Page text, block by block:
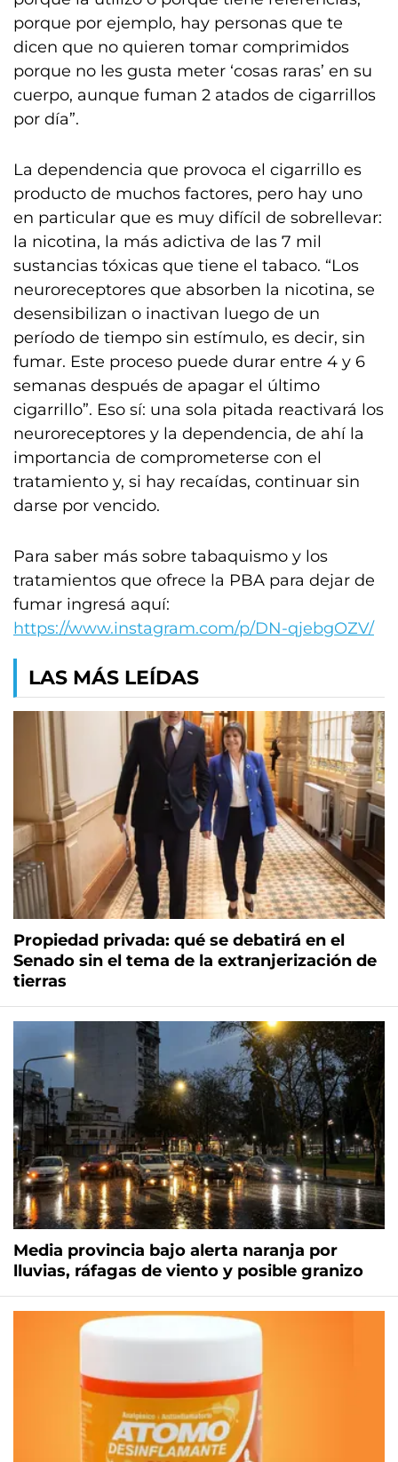
porque por ejemplo, hay personas que te
dicen que no quieren tomar comprimidos
porque no les gusta meter ‘cosas raras’ en su
cuerpo, aunque fuman 2 atados de cigarrillos
por día”.
La dependencia que provoca el cigarrillo es
producto de muchos factores, pero hay uno
en particular que es muy difícil de sobrellevar:
la nicotina, la más adictiva de las 7 mil
sustancias tóxicas que tiene el tabaco. “Los
neuroreceptores que absorben la nicotina, se
desensibilizan o inactivan luego de un
período de tiempo sin estímulo, es decir, sin
fumar. Este proceso puede durar entre 4 y 6
semanas después de apagar el último
cigarrillo”. Eso sí: una sola pitada reactivará los
neuroreceptores y la dependencia, de ahí la
importancia de comprometerse con el
tratamiento y, si hay recaídas, continuar sin
darse por vencido.
Para saber más sobre tabaquismo y los
tratamientos que ofrece la PBA para dejar de
fumar ingresá aquí:
https://www.instagram.com/p/DN-qjebgOZV/
LAS MÁS LEÍDAS
Propiedad privada: qué se debatirá en el
Senado sin el tema de la extranjerización de
tierras
Media provincia bajo alerta naranja por
lluvias, ráfagas de viento y posible granizo